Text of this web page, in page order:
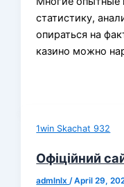
статистику,
опираться на
казино можно
1win Skachat 932
Офіційний
admlnlx/April 29,